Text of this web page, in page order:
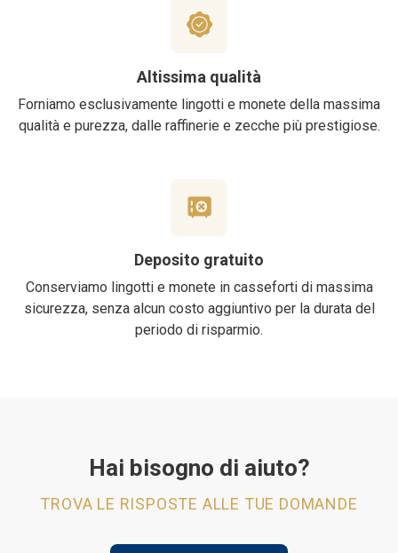
Altissima qualità
Forniamo esclusivamente lingotti e monete della massima
qualità e purezza, dalle raffinerie e zecche più prestigiose.
Deposito gratuito
Conserviamo lingotti e monete in casseforti di massima
sicurezza, senza alcun costo aggiuntivo per la durata del
periodo di risparmio.
Hai bisogno di aiuto?
TROVA LE RISPOSTE ALLE TUE DOMANDE